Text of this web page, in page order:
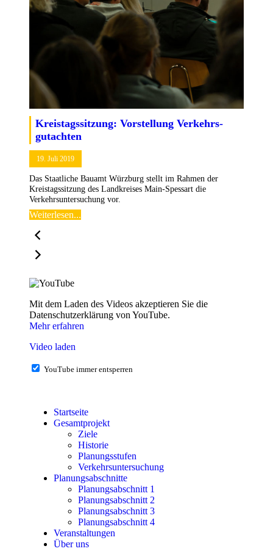
Kreistags­sitzung: Vorstellung Verkehrs­
gutachten
19. Juli 2019
Das Staatliche Bauamt Würzburg stellt im Rahmen der
Kreistagssitzung des Landkreises Main-Spessart die
Verkehrsuntersuchung vor.
Weiterlesen...
Mit dem Laden des Videos akzeptieren Sie die
Datenschutzerklärung von YouTube.
Mehr erfahren
Video laden
YouTube immer entsperren
Startseite
Gesamtprojekt
Ziele
Historie
Planungsstufen
Verkehrsuntersuchung
Planungsabschnitte
Planungsabschnitt 1
Planungsabschnitt 2
Planungsabschnitt 3
Planungsabschnitt 4
Veranstaltungen
Über uns